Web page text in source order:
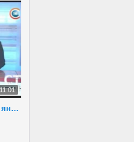
CTV.BY: Минщина 25 января 2013